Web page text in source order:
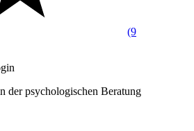
(9
der psychologischen Beratung